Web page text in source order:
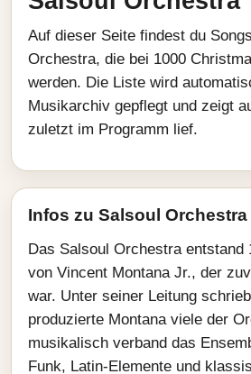
Auf dieser Seite findest du
Orchestra, die bei 1000
werden. Die Liste wird
Musikarchiv gepflegt und zeigt
zuletzt im Programm lief.
Infos zu Salsoul Orchestra
Das Salsoul Orchestra entstand
von Vincent Montana Jr., der
war. Unter seiner Leitung
produzierte Montana viele der
musikalisch verband das
Funk, Latin-Elemente und